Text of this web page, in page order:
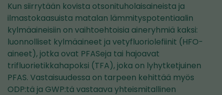
Kun siirrytään kovista otsonituholaisaineista ja
ilmastokaasuista matalan lämmityspotentiaalin
kylmäaineisiin on vaihtoehtoisia aineryhmiä kaksi:
luonnolliset kylmäaineet ja vetyfluoriolefiinit (HFO-
aineet), jotka ovat PFASeja tai hajoavat
trifluorietikkahapoksi (TFA), joka on lyhytketjuinen
PFAS. Vastaisuudessa on tarpeen kehittää myös
ODP:tä ja GWP:tä vastaava yhteismitallinen